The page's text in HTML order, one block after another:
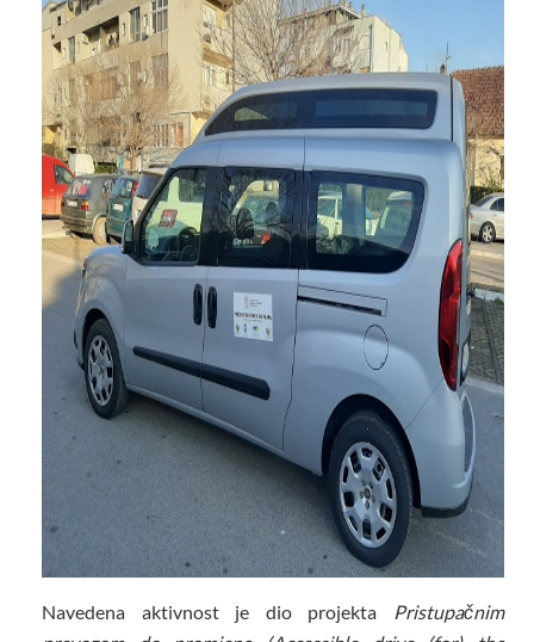
Navedena aktivnost je dio projekta
Pristupačnim